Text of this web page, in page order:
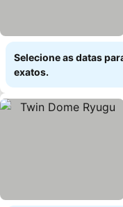
Selecione as datas
exatos.